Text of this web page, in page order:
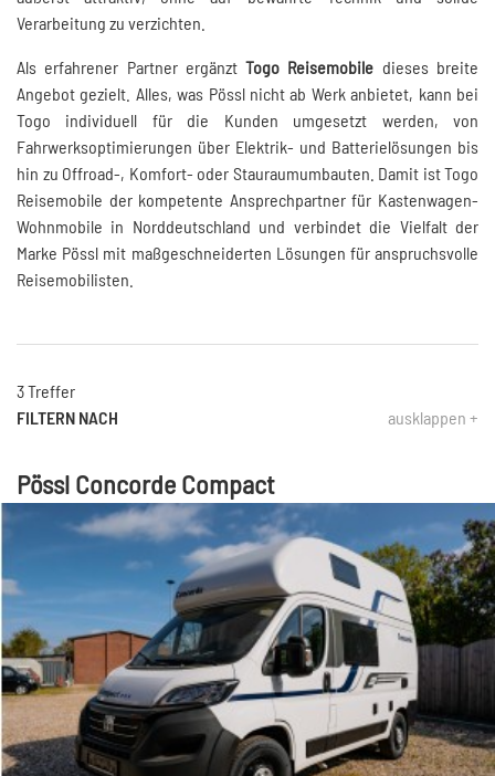
Verarbeitung zu verzichten.
Als erfahrener Partner ergänztTogo Reisemobile dieses breite
Angebot gezielt. Alles, was Pössl nicht ab Werk anbietet, kann bei
Togo individuell für die Kunden umgesetzt werden, von
Fahrwerksoptimierungen über Elektrik- und Batterielösungen bis
hin zu Offroad-, Komfort- oder Stauraumumbauten. Damit ist Togo
Reisemobile der kompetente Ansprechpartner für Kastenwagen-
Wohnmobile in Norddeutschland und verbindet die Vielfalt der
Marke Pössl mit maßgeschneiderten Lösungen für anspruchsvolle
Reisemobilisten.
FILTERN NACH ausklappen +
3 Treffer
Pössl Concorde Compact